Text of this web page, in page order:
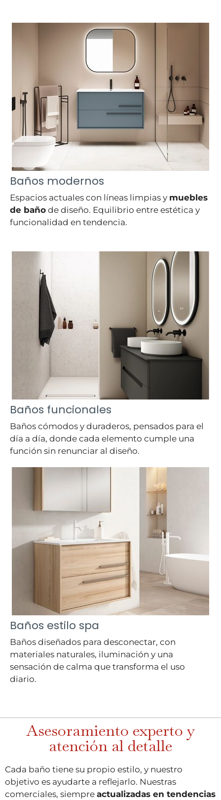
Baños modernos
Espacios actuales con líneas limpias y muebles
de baño de diseño. Equilibrio entre estética y
funcionalidad en tendencia.
Baños funcionales
Baños cómodos y duraderos, pensados para el
día a día, donde cada elemento cumple una
función sin renunciar al diseño.
Baños estilo spa
Baños diseñados para desconectar, con
materiales naturales, iluminación y una
sensación de calma que transforma el uso
diario.
Asesoramiento experto y
atención al detalle
Cada baño tiene su propio estilo, y nuestro
objetivo es ayudarte a reflejarlo. Nuestras
comerciales, siempre actualizadas en tendencias